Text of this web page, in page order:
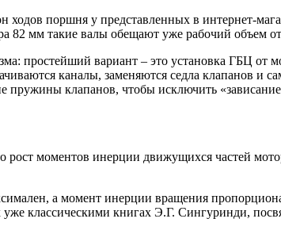
поршня у представленных в интернет-
82 мм такие валы обещают уже рабочий объем
простейший вариант – это установка ГБЦ от
каналы, заменяются седла клапанов и
пружины клапанов, чтобы исключить
моментов инерции движущихся частей
а момент инерции вращения
классическими книгах Э.Г. Сингуринди,